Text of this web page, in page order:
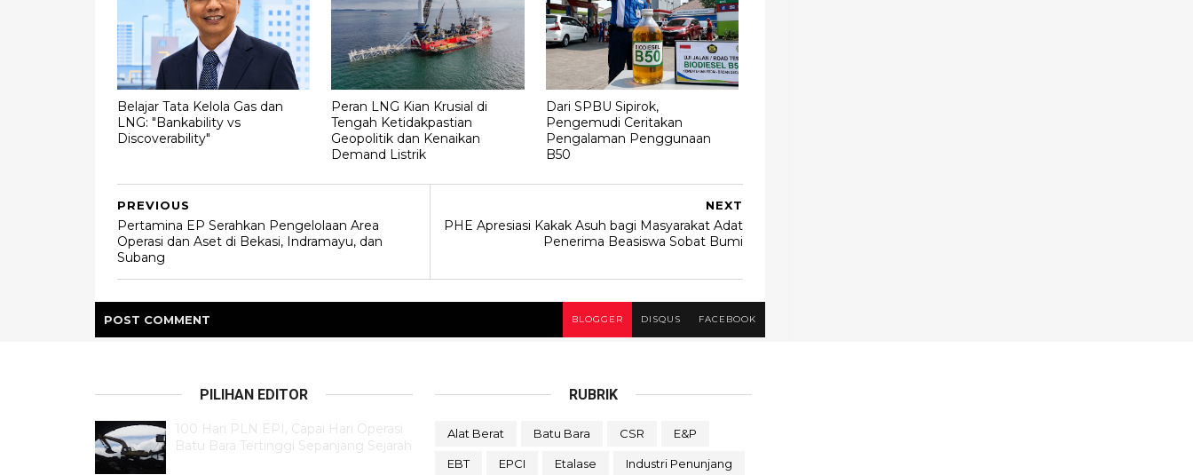
Belajar Tata Kelola Gas dan
LNG: "Bankability vs
Discoverability"
Peran LNG Kian Krusial di
Tengah Ketidakpastian
Geopolitik dan Kenaikan
Demand Listrik
Dari SPBU Sipirok,
Pengemudi Ceritakan
Pengalaman Penggunaan
B50
NEXT
PHE Apresiasi Kakak Asuh bagi Masyarakat Adat
Penerima Beasiswa Sobat Bumi
PREVIOUS
Pertamina EP Serahkan Pengelolaan Area
Operasi dan Aset di Bekasi, Indramayu, dan
Subang
POST COMMENT BLOGGER DISQUS FACEBOOK
PILIHAN EDITOR
100 Hari PLN EPI, Capai Hari Operasi
Batu Bara Tertinggi Sepanjang Sejarah
RUBRIK
Alat Berat Batu Bara CSR E&P
EBT EPCI Etalase Industri Penunjang